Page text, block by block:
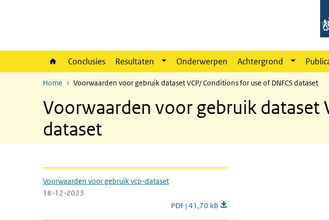
Conclusies Resultaten Onderwerpen Achtergrond
Home Voorwaarden voor gebruik dataset VCP/ Conditions for use of DNFCS dataset
Voorwaarden voor gebruik dataset
dataset
Voorwaarden voor gebruik VCP dataset
Voorwaarden voor gebruik vcp-dataset
18-12-2023
Voorwaarden voor gebruik vcp-dataset
PDF | 41,70 kB